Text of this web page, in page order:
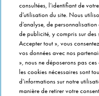
EN CE MOMENT
Bouchées Doubles
Jours Fous
Domino's x Oasis x Spiderman
Nos opérations locales
PRÈS DE CHEZ VOUS
consultées, l’identifiant de
d’utilisation du site. Nous
d’analyse, de
de publicité, y compris sur des
Accepter tout », vous
vos données avec nos
», nous ne déposerons pas
les cookies nécessaires sont
d’informations sur notre
manière de retirer votre